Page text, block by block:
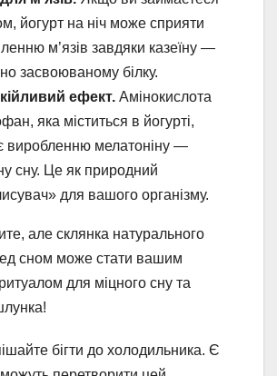
йогурт на ніч може сприяти
м’язів завдяки казеїну —
засвоюваному білку.
ефект. Амінокислота
яка міститься в йогурті,
виробленню мелатоніну —
сну. Це як природний
для вашого організму.
але склянка натурального
сном може стати вашим
для міцного сну та
бігти до холодильника. Є